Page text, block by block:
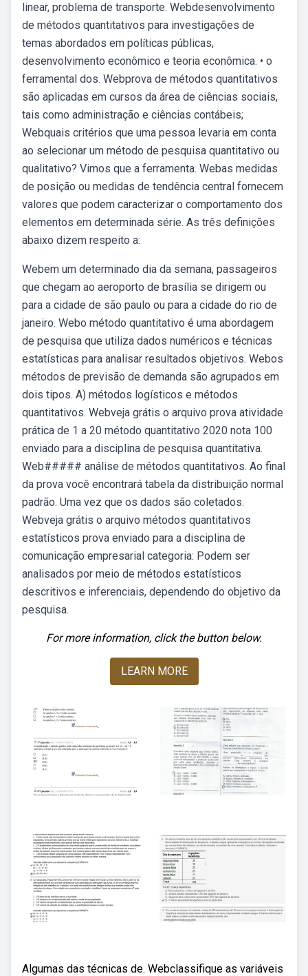
linear, problema de transporte. Webdesenvolvimento
de métodos quantitativos para investigações de
temas abordados em políticas públicas,
desenvolvimento econômico e teoria econômica. • o
ferramental dos. Webprova de métodos quantitativos
são aplicadas em cursos da área de ciências sociais,
tais como administração e ciências contábeis;
Webquais critérios que uma pessoa levaria em conta
ao selecionar um método de pesquisa quantitativo ou
qualitativo? Vimos que a ferramenta. Webas medidas
de posição ou medidas de tendência central fornecem
valores que podem caracterizar o comportamento dos
elementos em determinada série. As três definições
abaixo dizem respeito a:
Webem um determinado dia da semana, passageiros
que chegam ao aeroporto de brasília se dirigem ou
para a cidade de são paulo ou para a cidade do rio de
janeiro. Webo método quantitativo é uma abordagem
de pesquisa que utiliza dados numéricos e técnicas
estatísticas para analisar resultados objetivos. Webos
métodos de previsão de demanda são agrupados em
dois tipos. A) métodos logísticos e métodos
quantitativos. Webveja grátis o arquivo prova atividade
prática de 1 a 20 método quantitativo 2020 nota 100
enviado para a disciplina de pesquisa quantitativa.
Web##### análise de métodos quantitativos. Ao final
da prova você encontrará tabela da distribuição normal
padrão. Uma vez que os dados são coletados.
Webveja grátis o arquivo métodos quantitativos
estatísticos prova enviado para a disciplina de
comunicação empresarial categoria: Podem ser
analisados por meio de métodos estatísticos
descritivos e inferenciais, dependendo do objetivo da
pesquisa.
For more information, click the button below.
LEARN MORE
Algumas das técnicas de. Webclassifique as variáveis